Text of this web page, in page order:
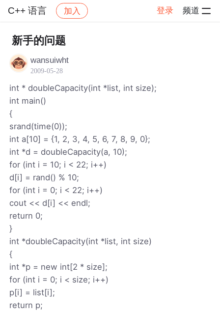
C++ 语言 加入 登录 频道
社区 C++ 语言
新手的问题
wansuiwht
2009-05-28
int * doubleCapacity(int *list, int size);
int main()
{
srand(time(0));
int a[10] = {1, 2, 3, 4, 5, 6, 7, 8, 9, 0};
int *d = doubleCapacity(a, 10);
for (int i = 10; i < 22; i++)
d[i] = rand() % 10;
for (int i = 0; i < 22; i++)
cout << d[i] << endl;
return 0;
}
int *doubleCapacity(int *list, int size)
{
int *p = new int[2 * size];
for (int i = 0; i < size; i++)
p[i] = list[i];
return p;